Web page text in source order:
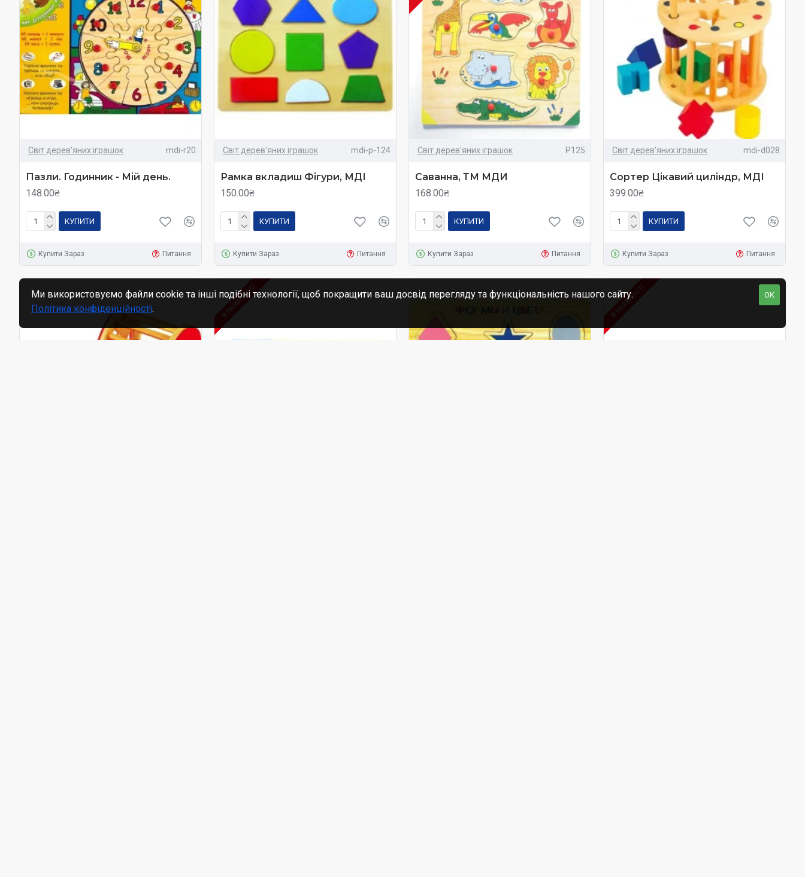
Світ дерев'яних іграшок mdi-r20
Пазли. Годинник - Мій день.
148.00₴
КУПИТИ
Купити Зараз Питання
Світ дерев'яних іграшок mdi-p-124
Рамка вкладиш Фігури, МДІ
150.00₴
КУПИТИ
Купити Зараз Питання
Світ дерев'яних іграшок Р125
Саванна, ТМ МДИ
168.00₴
КУПИТИ
Купити Зараз Питання
Світ дерев'яних іграшок mdi-d028
Сортер Цікавий циліндр, МДІ
399.00₴
КУПИТИ
Купити Зараз Питання
В НАЯВНОСТІ В НАЯВНОСТІ OK
Ми використовуємо файли cookie та інші подібні технології, щоб покращити ваш досвід перегляду та функціональність нашого сайту.
Політика конфіденційності.